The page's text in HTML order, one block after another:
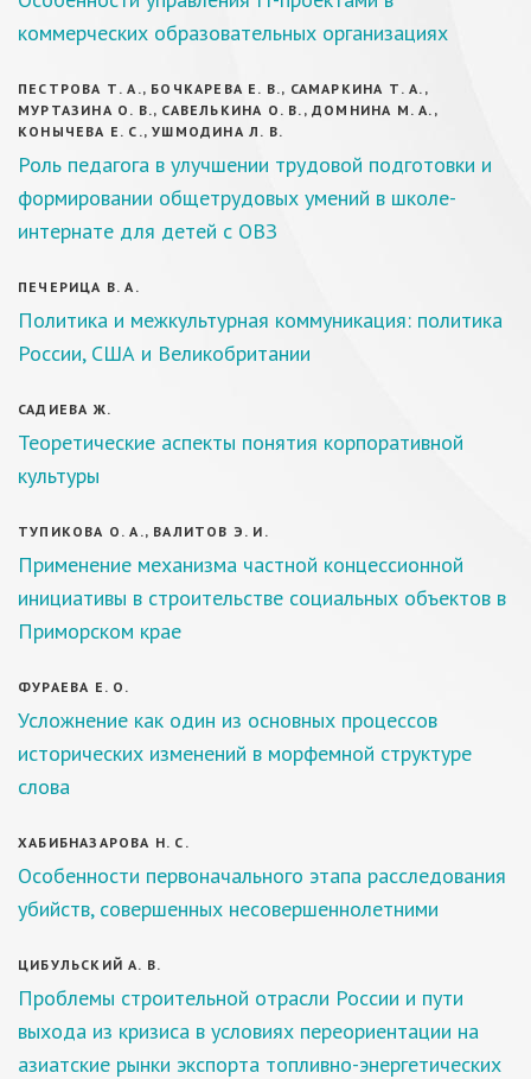
коммерческих образовательных организациях
ПЕСТРОВА Т. А., БОЧКАРЕВА Е. В., САМАРКИНА Т. А.,
МУРТАЗИНА О. В., САВЕЛЬКИНА О. В., ДОМНИНА М. А.,
КОНЫЧЕВА Е. С., УШМОДИНА Л. В.
Роль педагога в улучшении трудовой подготовки и
формировании общетрудовых умений в школе-
интернате для детей с ОВЗ
ПЕЧЕРИЦА В. А.
Политика и межкультурная коммуникация: политика
России, США и Великобритании
САДИЕВА Ж.
Теоретические аспекты понятия корпоративной
культуры
ТУПИКОВА О. А., ВАЛИТОВ Э. И.
Применение механизма частной концессионной
инициативы в строительстве социальных объектов в
Приморском крае
ФУРАЕВА Е. О.
Усложнение как один из основных процессов
исторических изменений в морфемной структуре
слова
ХАБИБНАЗАРОВА Н. С.
Особенности первоначального этапа расследования
убийств, совершенных несовершеннолетними
ЦИБУЛЬСКИЙ А. В.
Проблемы строительной отрасли России и пути
выхода из кризиса в условиях переориентации на
азиатские рынки экспорта топливно-энергетических